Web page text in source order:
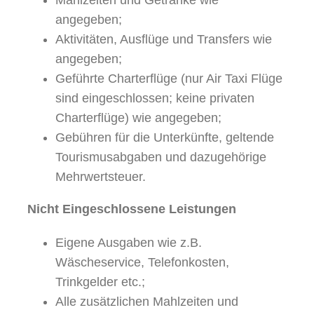
angegeben;
Aktivitäten, Ausflüge und Transfers wie
angegeben;
Geführte Charterflüge (nur Air Taxi Flüge
sind eingeschlossen; keine privaten
Charterflüge) wie angegeben;
Gebühren für die Unterkünfte, geltende
Tourismusabgaben und dazugehörige
Mehrwertsteuer.
Nicht Eingeschlossene Leistungen
Eigene Ausgaben wie z.B.
Wäscheservice, Telefonkosten,
Trinkgelder etc.;
Alle zusätzlichen Mahlzeiten und